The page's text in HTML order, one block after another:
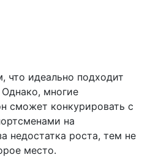
что идеально подходит
Однако, многие
сможет конкурировать с
на
недостатка роста, тем не
место.